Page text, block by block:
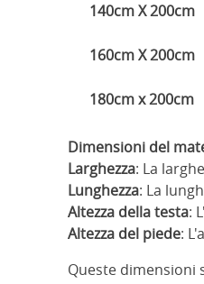
140cm X 200cm
160cm X 200cm
180cm x 200cm
Dimensioni del
Larghezza: La
Lunghezza: La
Altezza della testa:
Altezza del piede:
Queste dimensioni